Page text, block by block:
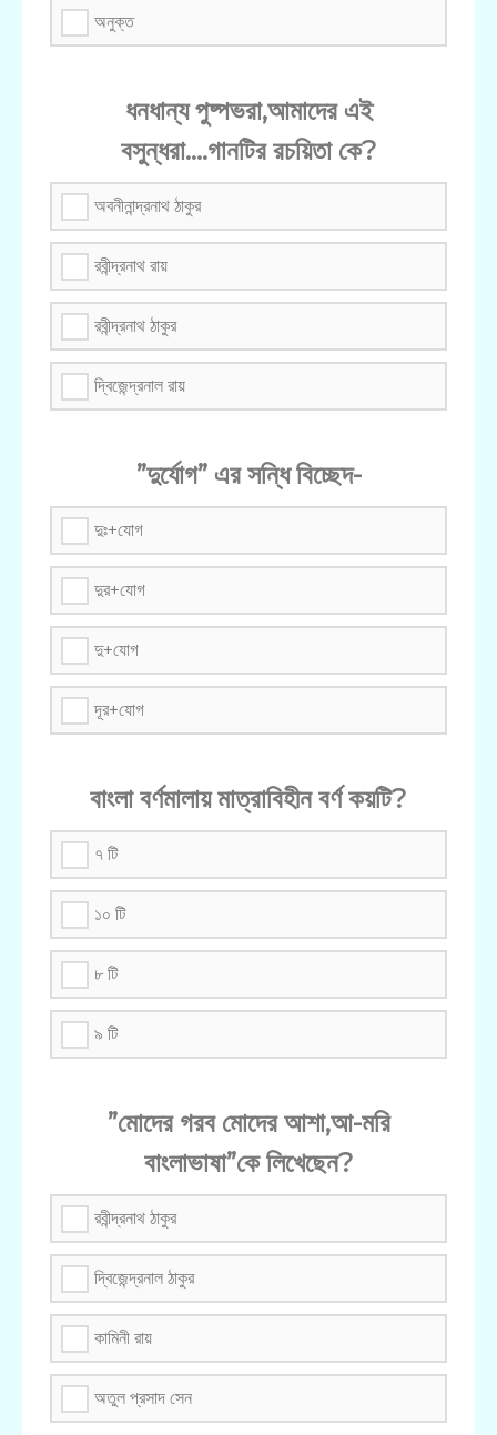
অনুক্ত
ধনধান্য পুষ্পভরা,আমাদের এই
বসুন্ধরা....গানটির রচয়িতা কে?
অবনীনান্দ্রনাথ ঠাকুর
রবীন্দ্রনাথ রায়
রবীন্দ্রনাথ ঠাকুর
দ্বিজেন্দ্রনাল রায়
”দুর্যোগ” এর সন্ধি বিচ্ছেদ-
দুঃ+যোগ
দুর+যোগ
দু+যোগ
দূর+যোগ
বাংলা বর্ণমালায় মাত্রাবিহীন বর্ণ কয়টি?
৭ টি
১০ টি
৮ টি
৯ টি
”মোদের গরব মোদের আশা,আ-মরি
বাংলাভাষা”কে লিখেছেন?
রবীন্দ্রনাথ ঠাকুর
দ্বিজেন্দ্রনাল ঠাকুর
কামিনী রায়
অতুল প্রসাদ সেন